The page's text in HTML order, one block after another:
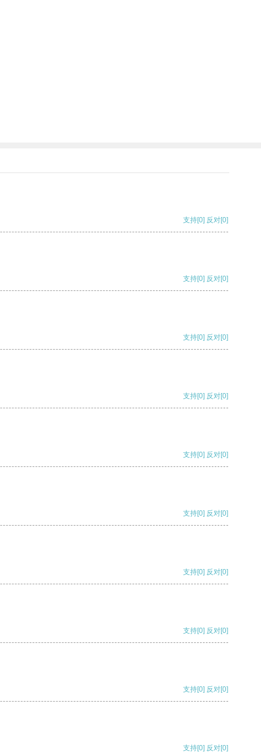
支持[0] 反对[0]
支持[0] 反对[0]
支持[0] 反对[0]
支持[0] 反对[0]
支持[0] 反对[0]
支持[0] 反对[0]
支持[0] 反对[0]
支持[0] 反对[0]
支持[0] 反对[0]
支持[0] 反对[0]